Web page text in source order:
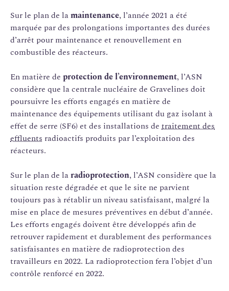
Sur le plan de lamaintenance, l’année 2021 a été
marquée par des prolongations importantes des durées
d’arrêt pour maintenance et renouvellement en
combustible des réacteurs.
En matière de protection de l’environnement, l’ASN
considère que la centrale nucléaire de Gravelines doit
poursuivre les efforts engagés en matière de
maintenance des équipements utilisant du gaz isolant à
effet de serre (SF6) et des installations de traitement des
effluents radioactifs produits par l’exploitation des
réacteurs.
Sur le plan de laradioprotection, l’ASN considère que la
situation reste dégradée et que le site ne parvient
toujours pas à rétablir un niveau satisfaisant, malgré la
mise en place de mesures préventives en début d’année.
Les efforts engagés doivent être développés afin de
retrouver rapidement et durablement des performances
satisfaisantes en matière de radioprotection des
travailleurs en 2022. La radioprotection fera l’objet d’un
contrôle renforcé en 2022.